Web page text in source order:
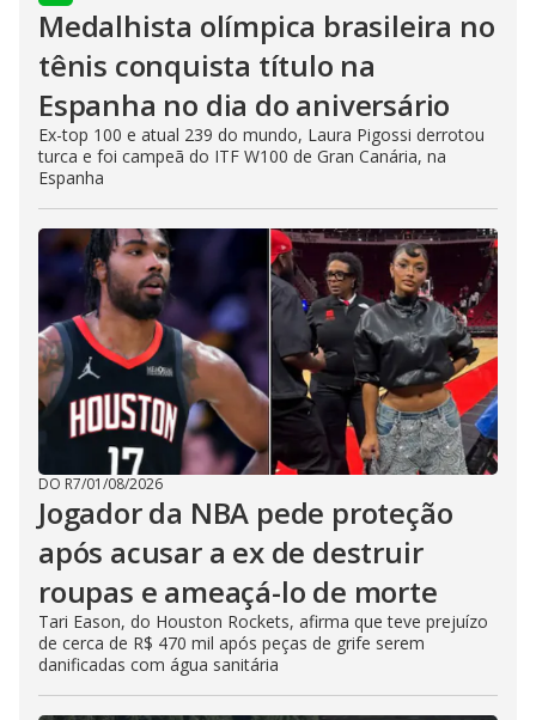
Medalhista olímpica brasileira no
tênis conquista título na
Espanha no dia do aniversário
Ex-top 100 e atual 239 do mundo, Laura Pigossi derrotou
turca e foi campeã do ITF W100 de Gran Canária, na
Espanha
DO R7/01/08/2026
Jogador da NBA pede proteção
após acusar a ex de destruir
roupas e ameaçá-lo de morte
Tari Eason, do Houston Rockets, afirma que teve prejuízo
de cerca de R$ 470 mil após peças de grife serem
danificadas com água sanitária